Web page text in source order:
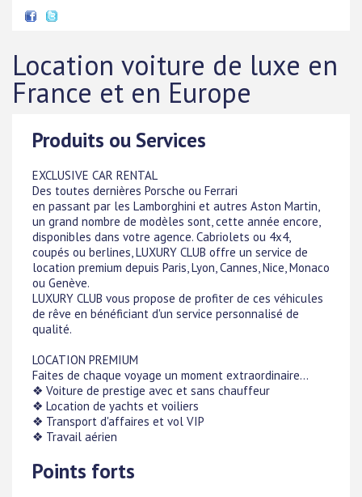
Location voiture de luxe en
France et en Europe
Produits ou Services
EXCLUSIVE CAR RENTAL
Des toutes dernières Porsche ou Ferrari
en passant par les Lamborghini et autres Aston Martin,
un grand nombre de modèles sont, cette année encore,
disponibles dans votre agence. Cabriolets ou 4x4,
coupés ou berlines, LUXURY CLUB offre un service de
location premium depuis Paris, Lyon, Cannes, Nice, Monaco
ou Genève.
LUXURY CLUB vous propose de profiter de ces véhicules
de rêve en bénéficiant d'un service personnalisé de
qualité.
LOCATION PREMIUM
Faites de chaque voyage un moment extraordinaire...
❖ Voiture de prestige avec et sans chauffeur
❖ Location de yachts et voiliers
❖ Transport d'affaires et vol VIP
❖ Travail aérien
Points forts